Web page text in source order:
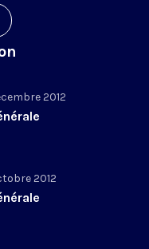
2012
2012